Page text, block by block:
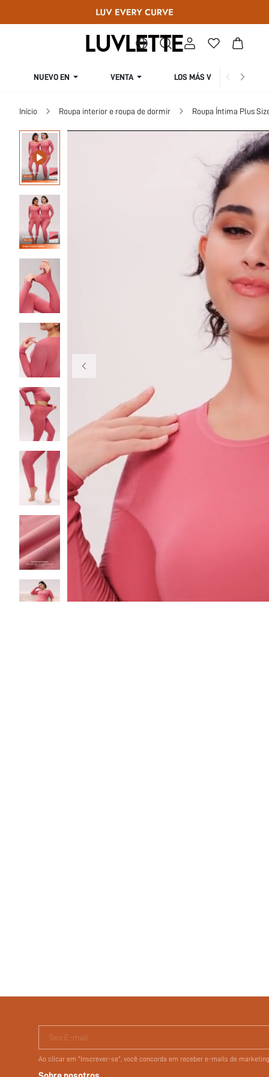
NUEVO EN VENTA LOS MÁS VENDIDOS
Início Roupa interior e roupa de dormir Roupa Íntima Plus
Seu E-mail
Ao clicar em "Inscrever-se", você concorda em receber e-mails de